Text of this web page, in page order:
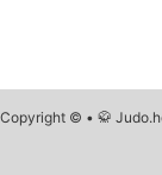
Copyright © • 🥋